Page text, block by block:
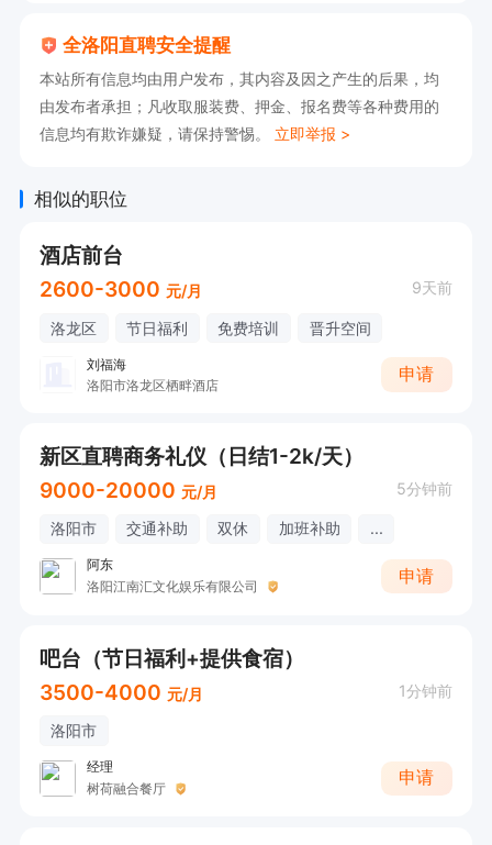
全洛阳直聘安全提醒
本站所有信息均由用户发布，其内容及因之产生的后果，均
由发布者承担；凡收取服装费、押金、报名费等各种费用的
信息均有欺诈嫌疑，请保持警惕。 立即举报 >
相似的职位
酒店前台
2600-3000 元/月 9天前
洛龙区 节日福利 免费培训 晋升空间
刘福海
洛阳市洛龙区栖畔酒店
申请
新区直聘商务礼仪（日结1-2k/天）
9000-20000 元/月 5分钟前
洛阳市 交通补助 双休 加班补助 ...
阿东
洛阳江南汇文化娱乐有限公司
申请
吧台（节日福利+提供食宿）
3500-4000 元/月 1分钟前
洛阳市
经理
树荷融合餐厅
申请